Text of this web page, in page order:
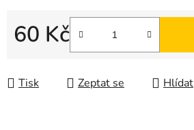
60 Kč
Měrná cena:
Tisk Zeptat se Hlídat